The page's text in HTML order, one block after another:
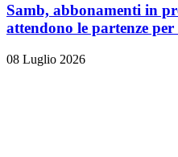
Samb, abbonamenti in
attendono le partenze
08 Luglio 2026